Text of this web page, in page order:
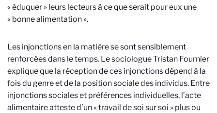
« éduquer » leurs lecteurs à ce que serait pour eux une
« bonne alimentation ».
Les injonctions en la matière se sont sensiblement
renforcées dans le temps. Le sociologue Tristan Fournier
explique que la réception de ces injonctions dépend à la
fois du genre et de la position sociale des individus. Entre
injonctions sociales et préférences individuelles, l’acte
alimentaire atteste d’un « travail de soi sur soi » plus ou